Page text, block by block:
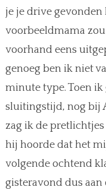
je je drive gevonden
voorbeeldmama
voorhand eens
genoeg ben ik niet
minute type. Toen
sluitingstijd, nog bij
zag ik de
hij hoorde dat het
volgende ochtend
gisteravond dus